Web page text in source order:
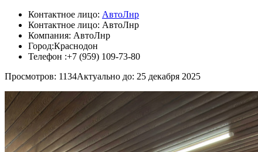
Контактное лицо: АвтоЛнр
Контактное лицо: АвтоЛнр
Компания: АвтоЛнр
Город:Краснодон
Телефон :+7 (959) 109-73-80
Просмотров: 1134Актуально до: 25 декабря 2025